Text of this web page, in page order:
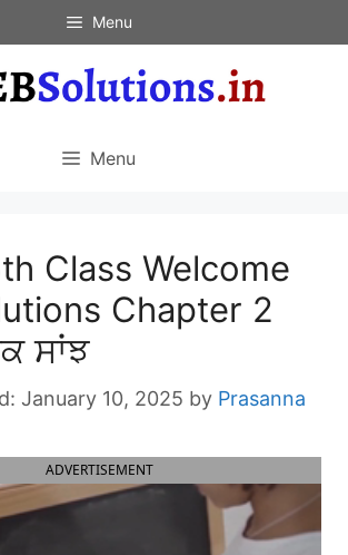
Menu
Menu
Class Welcome
Chapter 2
ਸਾਂਝ
January 10, 2025 by Prasanna
ADVERTISEMENT